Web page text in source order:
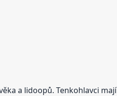
a lidoopů. Tenkohlavci mají